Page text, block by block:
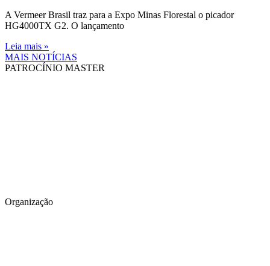
A Vermeer Brasil traz para a Expo Minas Florestal o picador
HG4000TX G2. O lançamento
Leia mais »
MAIS NOTÍCIAS
PATROCÍNIO MASTER
Organização